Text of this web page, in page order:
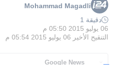
Mohammad Magadli
دقيقة 1
06 يوليو 2015 05:50 م
التنقيح الأخير 06 يوليو 2015 05:54 م
Google News